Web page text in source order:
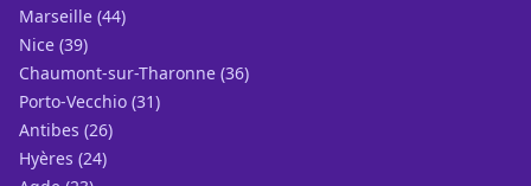
Marseille (44)
Nice (39)
Chaumont-sur-Tharonne (36)
Porto-Vecchio (31)
Antibes (26)
Hyères (24)